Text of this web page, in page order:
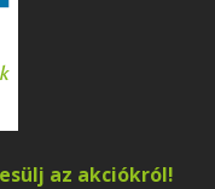
az akciókról!